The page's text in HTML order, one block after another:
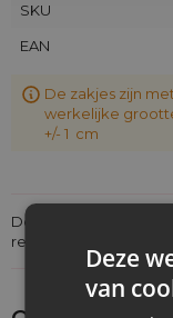
SKU
EAN
De zakjes zijn
werkelijke
+/- 1 cm
Details over de
regelgeving:
Deze
van